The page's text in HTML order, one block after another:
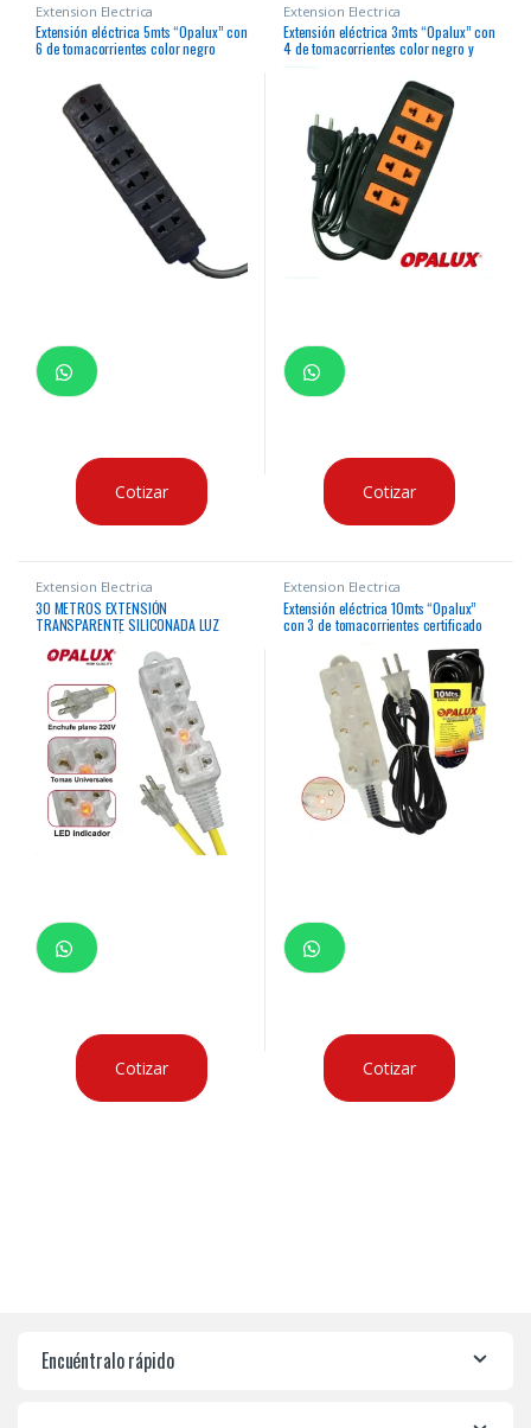
Extension Electrica
Extensión eléctrica 5mts “Opalux” con
6 de tomacorrientes color negro
Cotizar
Extension Electrica
Extensión eléctrica 3mts “Opalux” con
4 de tomacorrientes color negro y
naranja
Cotizar
Extension Electrica
30 METROS EXTENSIÓN
TRANSPARENTE SILICONADA LUZ
Cotizar
Extension Electrica
Extensión eléctrica 10mts “Opalux”
con 3 de tomacorrientes certificado
Cotizar
Encuéntralo rápido